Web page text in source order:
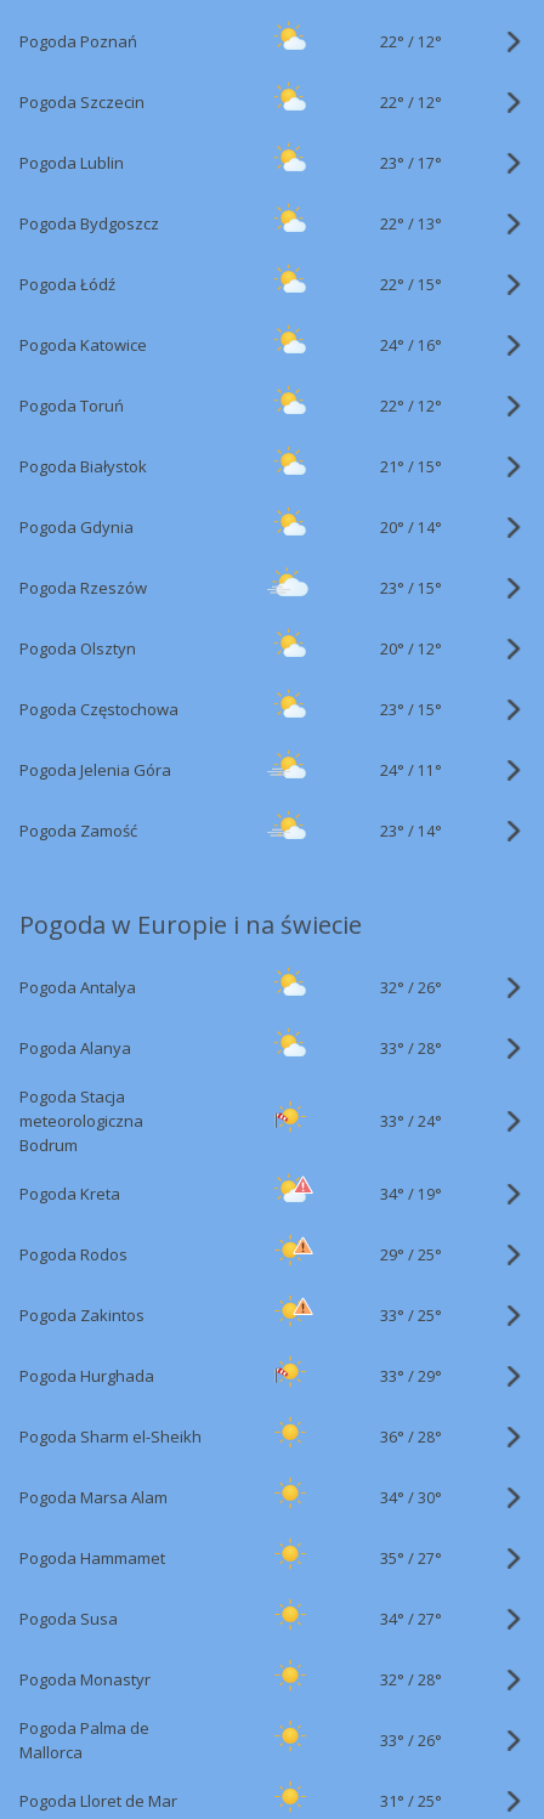
Pogoda Poznań 22° / 12°
Pogoda Szczecin 22° / 12°
Pogoda Lublin 23° / 17°
Pogoda Bydgoszcz 22° / 13°
Pogoda Łódź 22° / 15°
Pogoda Katowice 24° / 16°
Pogoda Toruń 22° / 12°
Pogoda Białystok 21° / 15°
Pogoda Gdynia 20° / 14°
Pogoda Rzeszów 23° / 15°
Pogoda Olsztyn 20° / 12°
Pogoda Częstochowa 23° / 15°
Pogoda Jelenia Góra 24° / 11°
Pogoda Zamość 23° / 14°
Pogoda w Europie i na świecie
Pogoda Antalya 32° /26°
Pogoda Alanya 33° /28°
Pogoda Stacja
meteorologiczna
Bodrum
33° /24°
Pogoda Kreta 34° / 19°
Pogoda Rodos 29° /25°
Pogoda Zakintos 33° /25°
Pogoda Hurghada 33° /29°
Pogoda Sharm el-Sheikh 36° /28°
Pogoda Marsa Alam 34° /30°
Pogoda Hammamet 35° /27°
Pogoda Susa 34° /27°
Pogoda Monastyr 32° /28°
Pogoda Palma de
Mallorca
33° /26°
Pogoda Lloret de Mar 31° /25°